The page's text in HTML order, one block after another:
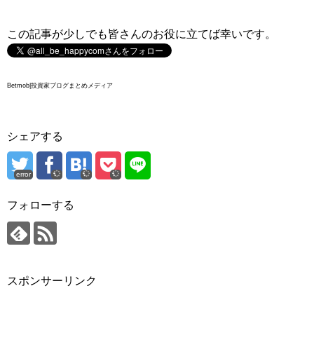
この記事が少しでも皆さんのお役に立てば幸いです。
Betmob|投資家ブログまとめメディア
シェアする
error
フォローする
スポンサーリンク